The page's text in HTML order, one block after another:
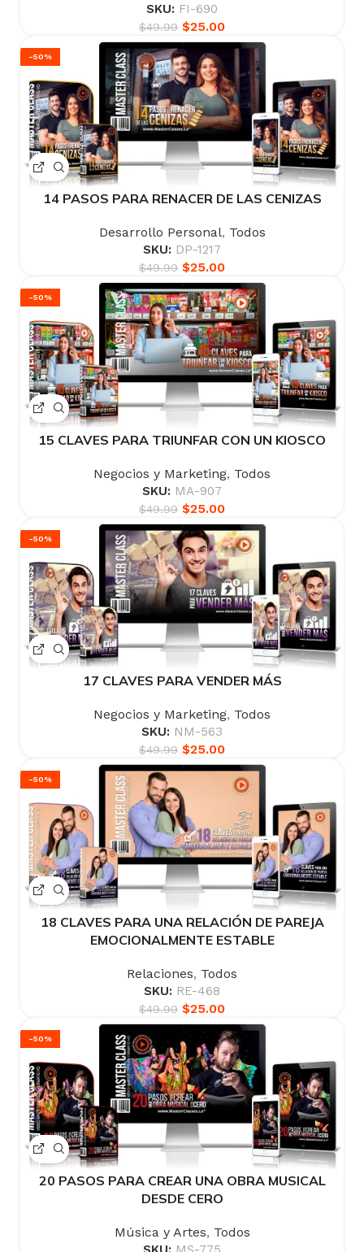
SKU: FI-690
$49.99 $25.00
-50%
14 PASOS PARA RENACER DE LAS CENIZAS
Desarrollo Personal, Todos
SKU: DP-1217
$49.99 $25.00
-50%
15 CLAVES PARA TRIUNFAR CON UN KIOSCO
Negocios y Marketing, Todos
SKU: MA-907
$49.99 $25.00
-50%
17 CLAVES PARA VENDER MÁS
Negocios y Marketing, Todos
SKU: NM-563
$49.99 $25.00
-50%
18 CLAVES PARA UNA RELACIÓN DE PAREJA
EMOCIONALMENTE ESTABLE
Relaciones, Todos
SKU: RE-468
$49.99 $25.00
-50%
20 PASOS PARA CREAR UNA OBRA MUSICAL
DESDE CERO
Música y Artes, Todos